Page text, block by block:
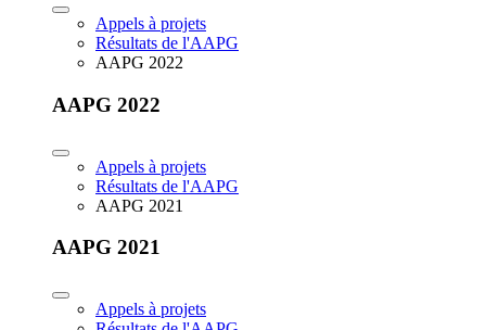
Appels à projets
Résultats de l'AAPG
AAPG 2022
AAPG 2022
Appels à projets
Résultats de l'AAPG
AAPG 2021
AAPG 2021
Appels à projets